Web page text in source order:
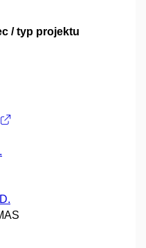
/ typ projektu